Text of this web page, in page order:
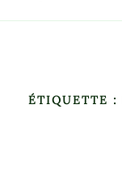
ÉTIQUETTE :